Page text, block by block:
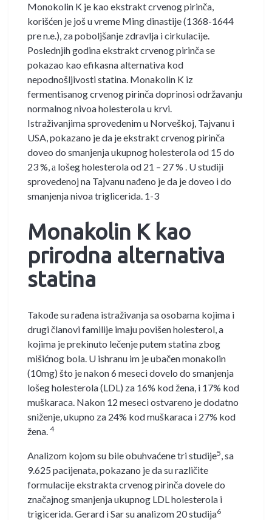
Monokolin K je kao ekstrakt crvenog pirinča,
korišćen je još u vreme Ming dinastije (1368-1644
pre n.e.), za poboljšanje zdravlja i cirkulacije.
Poslednjih godina ekstrakt crvenog pirinča se
pokazao kao efikasna alternativa kod
nepodnošljivosti statina. Monakolin K iz
fermentisanog crvenog pirinča doprinosi održavanju
normalnog nivoa holesterola u krvi.
Istraživanjima sprovedenim u Norveškoj, Tajvanu i
USA, pokazano je da je ekstrakt crvenog pirinča
doveo do smanjenja ukupnog holesterola od 15 do
23 %, а lošeg holesterola od 21 – 27 % . U studiji
sprovedenoj na Tajvanu nađeno je da je doveo i do
smanjenja nivoa triglicerida. 1-3
Monakolin K kao
prirodna alternativa
statina
Takođe su rađena istraživanja sa osobama kojima i
drugi članovi familije imaju povišen holesterol, a
kojima je prekinuto lečenje putem statina zbog
mišićnog bola. U ishranu im je ubačen monakolin
(10mg) što je nakon 6 meseci dovelo do smanjenja
lošeg holesterola (LDL) za 16% kod žena, i 17% kod
muškaraca. Nakon 12 meseci ostvareno je dodatno
sniženje, ukupno za 24% kod muškaraca i 27% kod
žena. 4
Analizom kojom su bile obuhvaćene tri studije5 , sa
9.625 pacijenata, pokazano je da su različite
formulacije ekstrakta crvenog pirinča dovele do
značajnog smanjenja ukupnog LDL holesterola i
trigicerida. Gerard i Sar su analizom 20 studija6